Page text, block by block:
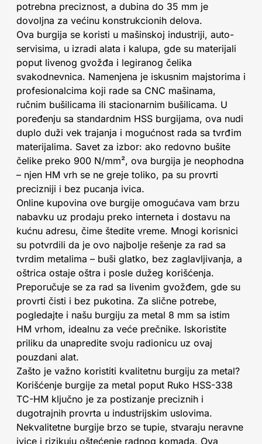
potrebna preciznost, a dubina do 35 mm je
dovoljna za većinu konstrukcionih delova.
Ova burgija se koristi u mašinskoj industriji, auto-
servisima, u izradi alata i kalupa, gde su materijali
poput livenog gvožđa i legiranog čelika
svakodnevnica. Namenjena je iskusnim majstorima i
profesionalcima koji rade sa CNC mašinama,
ručnim bušilicama ili stacionarnim bušilicama. U
poređenju sa standardnim HSS burgijama, ova nudi
duplo duži vek trajanja i mogućnost rada sa tvrđim
materijalima. Savet za izbor: ako redovno bušite
čelike preko 900 N/mm², ova burgija je neophodna
– njen HM vrh se ne greje toliko, pa su provrti
precizniji i bez pucanja ivica.
Online kupovina ove burgije omogućava vam brzu
nabavku uz prodaju preko interneta i dostavu na
kućnu adresu, čime štedite vreme. Mnogi korisnici
su potvrdili da je ovo najbolje rešenje za rad sa
tvrdim metalima – buši glatko, bez zaglavljivanja, a
oštrica ostaje oštra i posle dužeg korišćenja.
Preporučuje se za rad sa livenim gvožđem, gde su
provrti čisti i bez pukotina. Za slične potrebe,
pogledajte i našu burgiju za metal 8 mm sa istim
HM vrhom, idealnu za veće prečnike. Iskoristite
priliku da unapredite svoju radionicu uz ovaj
pouzdani alat.
Zašto je važno koristiti kvalitetnu burgiju za metal?
Korišćenje burgije za metal poput Ruko HSS-338
TC-HM ključno je za postizanje preciznih i
dugotrajnih provrta u industrijskim uslovima.
Nekvalitetne burgije brzo se tupie, stvaraju neravne
ivice i rizikuju oštećenje radnog komada. Ova